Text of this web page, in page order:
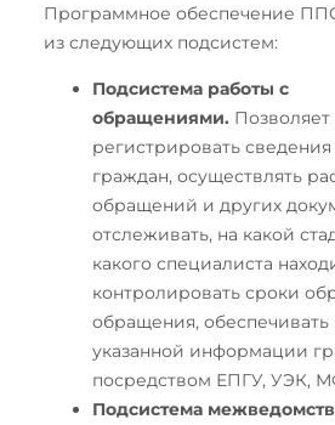
Программное обеспечение
из следующих подсистем:
Подсистема работы с
обращениями.
регистрировать
граждан, осуществлять
обращений и других
отслеживать, на какой
какого специалиста
контролировать сроки
обращения, обеспечивать
указанной информации
посредством ЕПГУ, УЭК,
Подсистема